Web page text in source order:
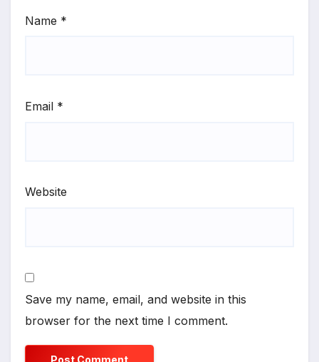
Name *
Email *
Website
Save my name, email, and website in this
browser for the next time I comment.